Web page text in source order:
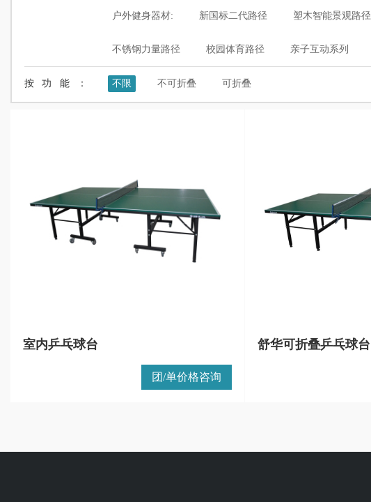
户外健身器材: 新国标二代路径 塑木智能景观路径
不锈钢力量路径 校园体育路径 亲子互动系列
按功能： 不限 不可折叠 可折叠
室内乒乓球台
团/单价格咨询
舒华可折叠乒乓球台